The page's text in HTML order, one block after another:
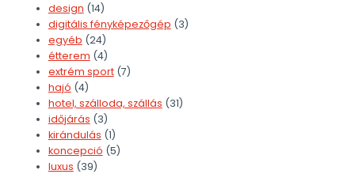
design (14)
digitális fényképezőgép (3)
egyéb (24)
étterem (4)
extrém sport(7)
hajó (4)
hotel, szálloda, szállás (31)
időjárás (3)
kirándulás (1)
koncepció (5)
luxus (39)